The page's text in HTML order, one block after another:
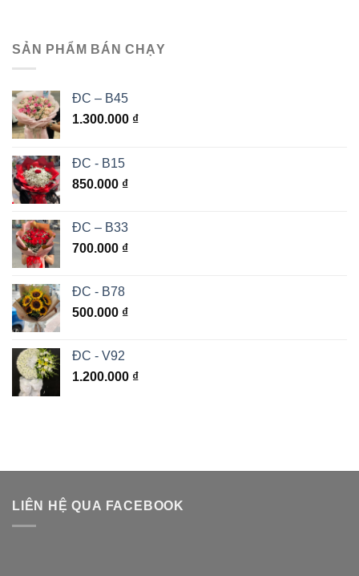
SẢN PHẨM BÁN CHẠY
ĐC – B45
1.300.000 ₫
ĐC - B15
850.000 ₫
ĐC – B33
700.000 ₫
ĐC - B78
500.000 ₫
ĐC - V92
1.200.000 ₫
LIÊN HỆ QUA FACEBOOK